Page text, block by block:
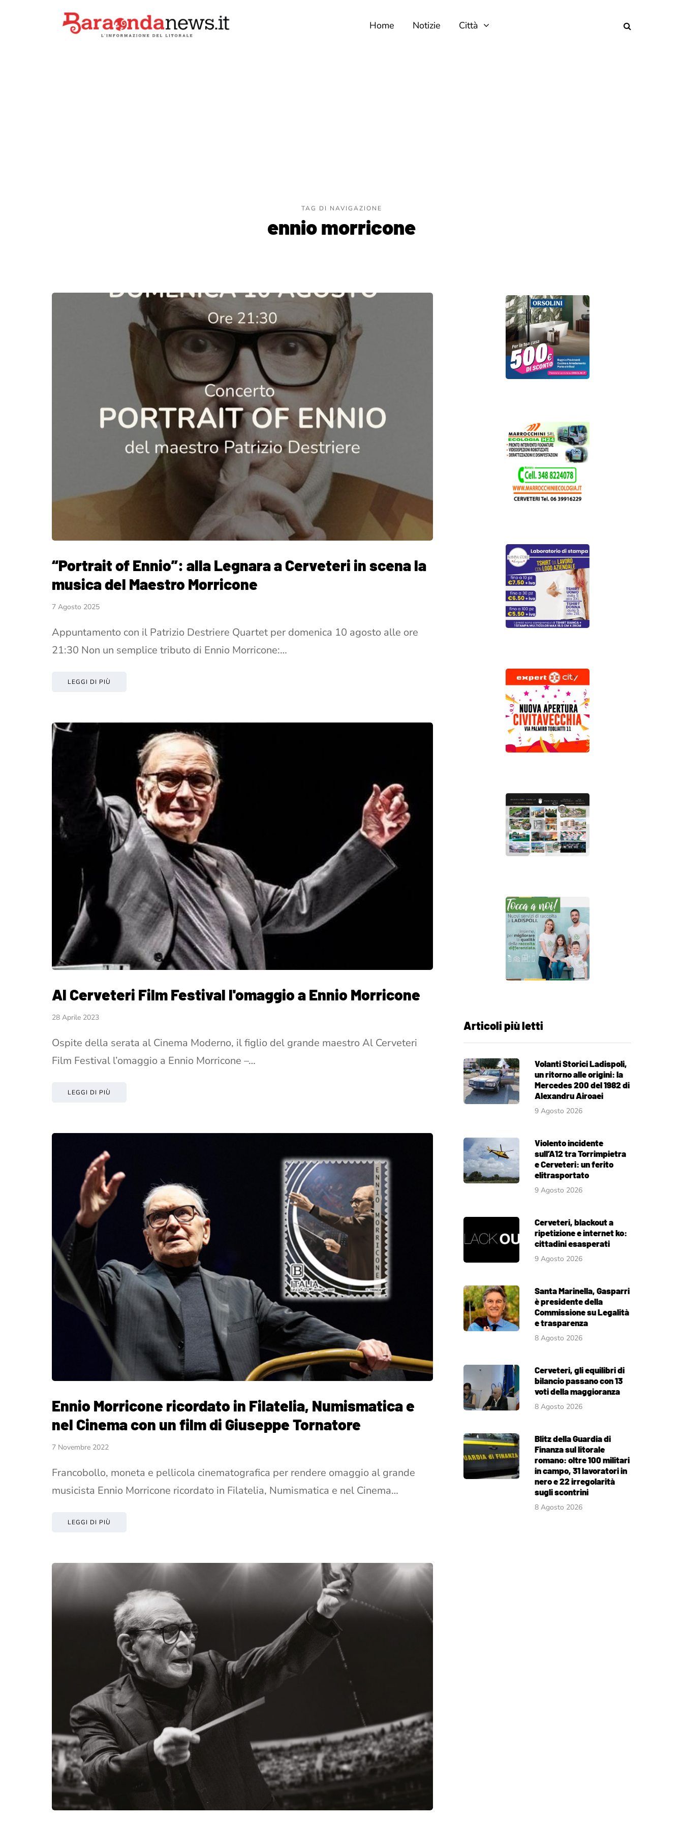
Home Notizie Città
TAG DI NAVIGAZIONE
ennio morricone
“Portrait of Ennio”: alla Legnara a Cerveteri in scena la
musica del Maestro Morricone
7 Agosto 2025
Appuntamento con il Patrizio Destriere Quartet per domenica 10 agosto alle ore
21:30 Non un semplice tributo di Ennio Morricone:…
LEGGI DI PIÙ
Al Cerveteri Film Festival l'omaggio a Ennio Morricone
28 Aprile 2023
Ospite della serata al Cinema Moderno, il figlio del grande maestro Al Cerveteri
Film Festival l’omaggio a Ennio Morricone –…
LEGGI DI PIÙ
Ennio Morricone ricordato in Filatelia, Numismatica e
nel Cinema con un film di Giuseppe Tornatore
7 Novembre 2022
Francobollo, moneta e pellicola cinematografica per rendere omaggio al grande
musicista Ennio Morricone ricordato in Filatelia, Numismatica e nel Cinema…
LEGGI DI PIÙ
Articoli più letti
Volanti Storici Ladispoli,
un ritorno alle origini: la
Mercedes 200 del 1982 di
Alexandru Airoaei
9 Agosto 2026
Violento incidente
sull’A12 tra Torrimpietra
e Cerveteri: un ferito
elitrasportato
9 Agosto 2026
Cerveteri, blackout a
ripetizione e internet ko:
cittadini esasperati
9 Agosto 2026
Santa Marinella, Gasparri
è presidente della
Commissione su Legalità
e trasparenza
8 Agosto 2026
Cerveteri, gli equilibri di
bilancio passano con 13
voti della maggioranza
8 Agosto 2026
Blitz della Guardia di
Finanza sul litorale
romano: oltre 100 militari
in campo, 31 lavoratori in
nero e 22 irregolarità
sugli scontrini
8 Agosto 2026